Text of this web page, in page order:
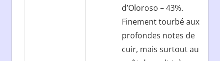
d’Oloroso – 43%.
Finement tourbé aux
profondes notes de
cuir, mais surtout au